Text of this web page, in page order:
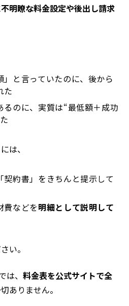
不明瞭な料金設定や後出し請求
」と言っていたのに、後から
た
るのに、実質は“最低額＋成功
は、
約書」をきちんと提示して
費などを明細として説明して
い。
は、料金表を公式サイトで全
ありません。